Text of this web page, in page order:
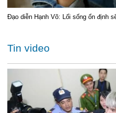
Đạo diễn Hạnh Võ: Lối sống ổn định
Tin video